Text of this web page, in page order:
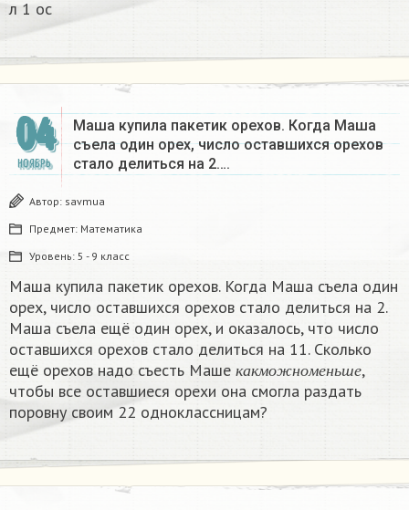
л 1 oc​
04
НОЯБРЬ
Маша купила пакетик орехов. Когда Маша
съела один орех, число оставшихся орехов
стало делиться на 2….
Автор: savmua
Предмет: Математика
Уровень: 5 - 9 класс
Маша купила пакетик орехов. Когда Маша съела один
орех, число оставшихся орехов стало делиться на 2.
Маша съела ещё один орех, и оказалось, что число
оставшихся орехов стало делиться на 11. Сколько
ещё орехов надо съесть Маше
ка км о ж н оме н ь ш е
какмож номеньше,
чтобы все оставшиеся орехи она смогла раздать
поровну своим 22 одноклассницам?